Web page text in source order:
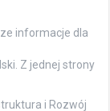
informacje dla
Z jednej strony
i Rozwój